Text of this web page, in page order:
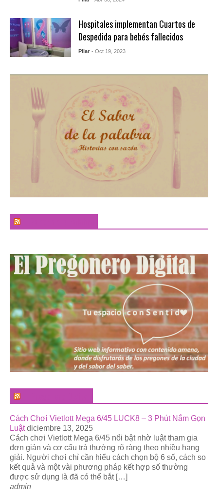
Hospitales implementan Cuartos de
Despedida para bebés fallecidos
Pilar - Oct 19, 2023
Cách Chơi Vietlott Mega 6/45 LUCK8 – 3 Phút Nắm Gọn
Luật diciembre 13, 2025
Cách chơi Vietlott Mega 6/45 nổi bật nhờ luật tham gia
đơn giản và cơ cấu trả thưởng rõ ràng theo nhiều hạng
giải. Người chơi chỉ cần hiểu cách chọn bộ 6 số, cách so
kết quả và một vài phương pháp kết hợp số thường
được sử dụng là đã có thể bắt […]
admin